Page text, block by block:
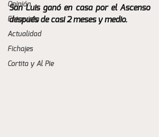
Opinión
Entrevista
Actualidad
Fichajes
Cortita y Al Pie
San Luis ganó en casa por el Ascenso
después de casi 2 meses y medio.